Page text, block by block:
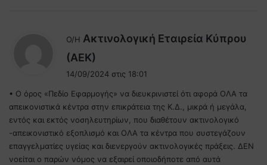
Ο/Η Ακτινολογική Εταιρεία Κύπρου
(ΑΕΚ)
έ
ι
:
14/09/2024 στις 18:01
• Ο όρος «Πεδίο Εφαρμογής» να διευκρινιστεί ότι αφορά ΟΛΑ τα
απεικονιστικά κέντρα στην επικράτεια της Κ.Δ., μικρά ή μεγάλα,
εντός και εκτός νοσηλευτηρίων, που διαθέτουν ακτινολογικό
-απεικονιστικό εξοπλισμό και ΟΛΑ τα κέντρα που συστεγάζουν
επαγγελματίες υγείας και διενεργούν ακτινολογικές πράξεις. ΔΕΝ
νοείται ο παρών νόμος να εξαιρεί οποιοδήποτε από αυτά